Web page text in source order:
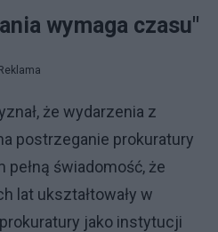
wymaga czasu"
Reklama
że wydarzenia z
postrzeganie prokuratury
świadomość, że
lat ukształtowały w
jako instytucji